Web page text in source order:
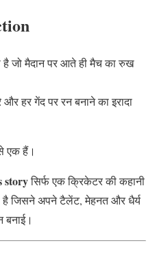
जो मैदान पर आते ही मैच का रुख
हर गेंद पर रन बनाने का इरादा
एक हैं।
storyसिर्फ एक क्रिकेटर की कहानी
है जिसने अपने टैलेंट, मेहनत और धैर्य
बनाई।